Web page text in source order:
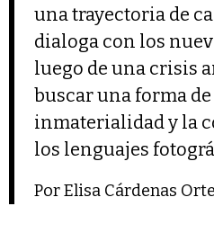
una trayectoria de
dialoga con los
luego de una crisis
buscar una forma
inmaterialidad y la
los lenguajes
Por Elisa Cárdenas